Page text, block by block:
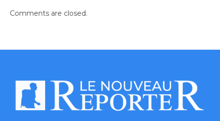
Comments are closed.